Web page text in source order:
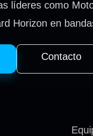
líderes como
Horizon en
Contacto